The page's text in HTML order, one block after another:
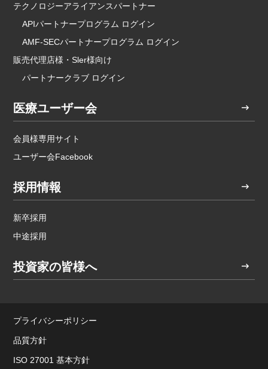
テクノロジーアライアンスパートナー
APIパートナープログラム ログイン
AMF-SECパートナープログラム ログイン
販売代理店様・Sler様向け
パートナークラブ ログイン
医療ユーザー会
会員様専用サイト
ユーザー会Facebook
採用情報
新卒採用
中途採用
投資家の皆様へ
プライバシーポリシー
品質方針
ISO 27001 基本方針